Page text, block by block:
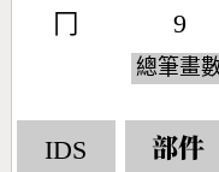
冂 9
總筆畫
IDS 部件